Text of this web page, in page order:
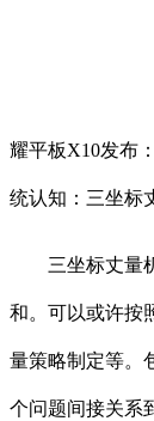
耀平板X10发布
统认知：三坐标
三坐标丈量机
和。可以或许按
量策略制定等。
个问题间接关系